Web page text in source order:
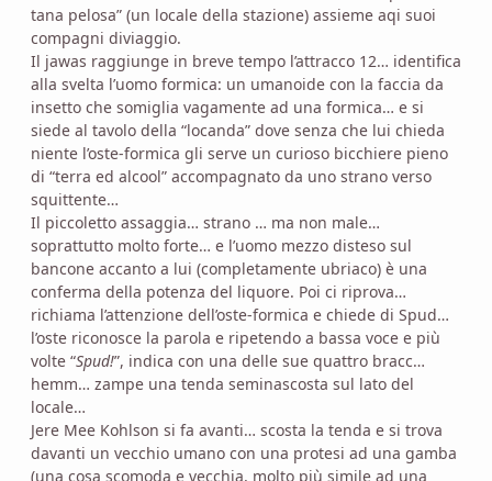
tana pelosa” (un locale della stazione) assieme aqi suoi
compagni diviaggio.
Il jawas raggiunge in breve tempo l’attracco 12… identifica
alla svelta l’uomo formica: un umanoide con la faccia da
insetto che somiglia vagamente ad una formica… e si
siede al tavolo della “locanda” dove senza che lui chieda
niente l’oste-formica gli serve un curioso bicchiere pieno
di “terra ed alcool” accompagnato da uno strano verso
squittente…
Il piccoletto assaggia… strano … ma non male…
soprattutto molto forte… e l’uomo mezzo disteso sul
bancone accanto a lui (completamente ubriaco) è una
conferma della potenza del liquore. Poi ci riprova…
richiama l’attenzione dell’oste-formica e chiede di Spud…
l’oste riconosce la parola e ripetendo a bassa voce e più
volte “Spud!”, indica con una delle sue quattro bracc…
hemm… zampe una tenda seminascosta sul lato del
locale…
Jere Mee Kohlson si fa avanti… scosta la tenda e si trova
davanti un vecchio umano con una protesi ad una gamba
(una cosa scomoda e vecchia, molto più simile ad una